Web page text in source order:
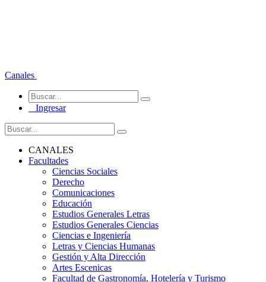
Canales
Ingresar
CANALES
Facultades
Ciencias Sociales
Derecho
Comunicaciones
Educación
Estudios Generales Letras
Estudios Generales Ciencias
Ciencias e Ingeniería
Letras y Ciencias Humanas
Gestión y Alta Dirección
Artes Escenicas
Facultad de Gastronomía, Hotelería y Turismo